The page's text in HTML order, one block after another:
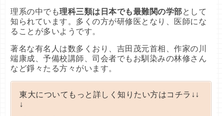
理系の中でも理科三類は日本でも最難関の学部として
知られています。多くの方が研修医となり、医師にな
ることが多いようです。
著名な有名人は数多くおり、吉田茂元首相、作家の川
端康成、予備校講師、司会者でもお馴染みの林修さん
など錚々たる方々がいます。
東大についてもっと詳しく知りたい方はコチラ↓↓
↓